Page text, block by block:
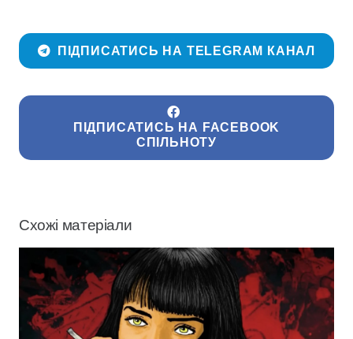
ПІДПИСАТИСЬ НА TELEGRAM КАНАЛ
ПІДПИСАТИСЬ НА FACEBOOK
СПІЛЬНОТУ
Схожі матеріали